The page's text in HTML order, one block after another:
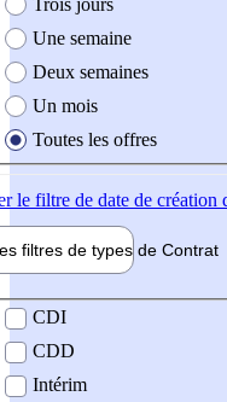
Une semaine
Deux semaines
Un mois
Toutes les offres
le filtre de date de création
filtres de types de Contrat
contrat
CDI
CDD
Intérim